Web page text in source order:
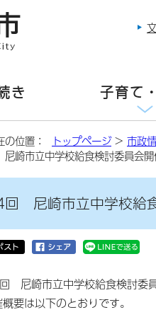
き 子育て
の位置： トップページ> 市政
崎市立中学校給食検討委員会
回 尼崎市立中学校給
尼崎市立中学校給食検討委
要は以下のとおりです。